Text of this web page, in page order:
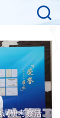
调研考察活